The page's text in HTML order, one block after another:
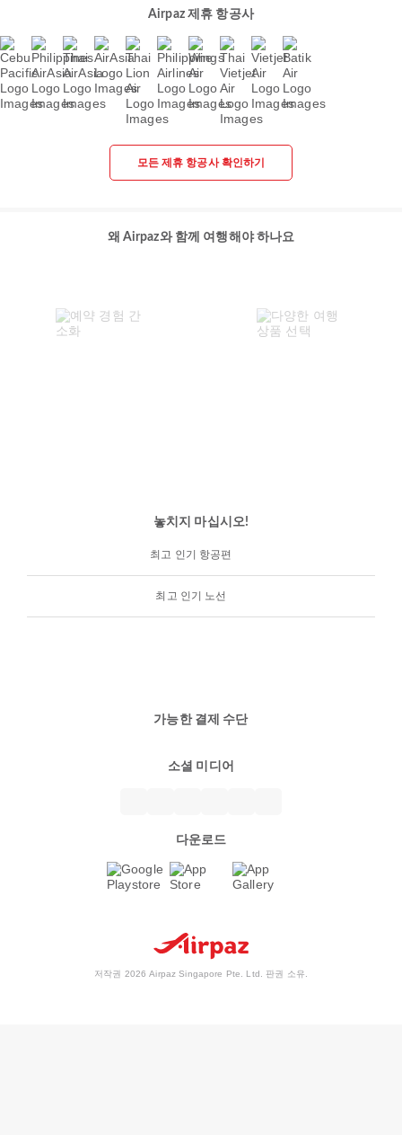
Airpaz 제휴 항공사
모든 제휴 항공사 확인하기
왜 Airpaz와 함께 여행해야 하나요
놓치지 마십시오!
최고 인기 항공편
최고 인기 노선
가능한 결제 수단
소셜 미디어
다운로드
저작권 2026 Airpaz Singapore Pte. Ltd. 판권 소유.